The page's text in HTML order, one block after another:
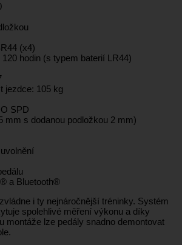
(x4)
hodin (s typem baterií LR44)
jezdce: 105 kg
SPD
mm s dodanou podložkou 2 mm)
a Bluetooth®
i ty nejnáročnější tréninky. Systém
spolehlivé měření výkonu a díky
montáže lze pedály snadno demontovat